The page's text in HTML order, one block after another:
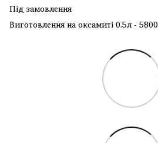
Під замовлення
Виготовлення на оксамиті 0.5л -